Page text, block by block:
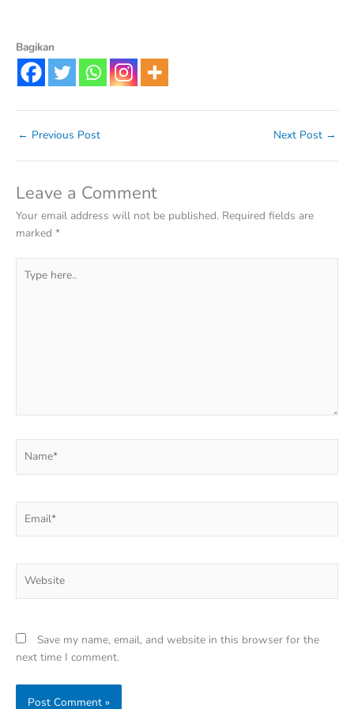
Bagikan
← Previous Post Next Post →
Leave a Comment
Your email address will not be published. Required fields are
marked *
here..
Save my name, email, and website in this browser for the
next time I comment.